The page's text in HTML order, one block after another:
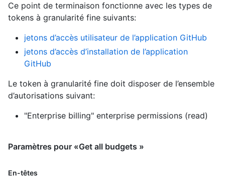
Ce point de terminaison fonctionne avec les types de
tokens à granularité fine suivants:
jetons d’accès utilisateur de l’application GitHub
jetons d’accès d’installation de l’application
GitHub
Le token à granularité fine doit disposer de l’ensemble
d’autorisations suivant:
"Enterprise billing" enterprise permissions (read)
Paramètres pour «Get all budgets »
En-têtes